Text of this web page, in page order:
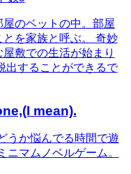
のベットの中。部屋
を家族と呼ぶ。 奇妙
敷での生活が始まり
出することができるで
mean).
うか悩んでる時間で遊
ニマムノベルゲーム。